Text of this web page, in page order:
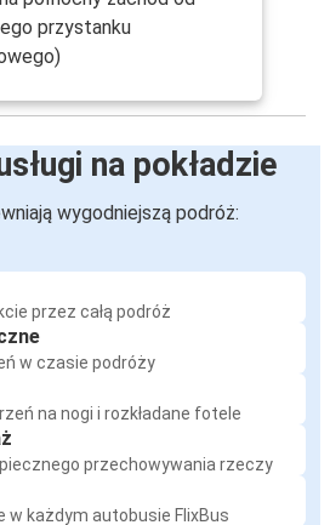
przystanku
na pokładzie
wygodniejszą podróż:
przez całą podróż
w czasie podróży
na nogi i rozkładane fotele
przechowywania rzeczy
w każdym autobusie FlixBus